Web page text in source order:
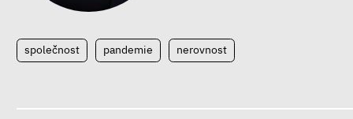
společnost pandemie nerovnost